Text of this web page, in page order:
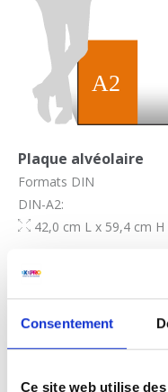
Consentement
Ce site web utilise
Plaque alvéolaire
Formats DIN
DIN-A2:
42,0 cm L x 59,4 cm H